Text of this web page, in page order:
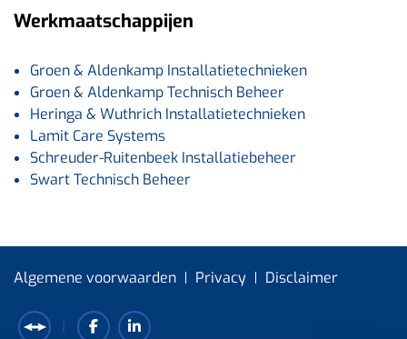
Werkmaatschappijen
Groen & Aldenkamp Installatietechnieken
Groen & Aldenkamp Technisch Beheer
Heringa & Wuthrich Installatietechnieken
Lamit Care Systems
Schreuder-Ruitenbeek Installatiebeheer
Swart Technisch Beheer
Algemene voorwaarden Privacy Disclaimer